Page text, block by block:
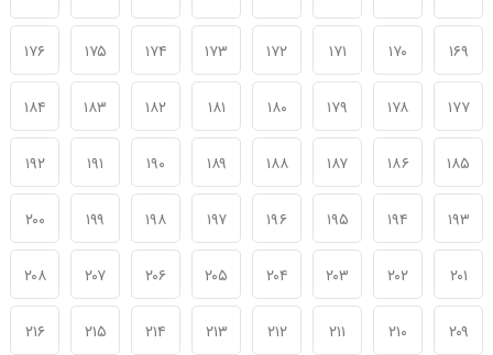
۱۶۹ ۱۷۰ ۱۷۱ ۱۷۲ ۱۷۳ ۱۷۴ ۱۷۵ ۱۷۶
۱۷۷ ۱۷۸ ۱۷۹ ۱۸۰ ۱۸۱ ۱۸۲ ۱۸۳ ۱۸۴
۱۸۵ ۱۸۶ ۱۸۷ ۱۸۸ ۱۸۹ ۱۹۰ ۱۹۱ ۱۹۲
۱۹۳ ۱۹۴ ۱۹۵ ۱۹۶ ۱۹۷ ۱۹۸ ۱۹۹ ۲۰۰
۲۰۱ ۲۰۲ ۲۰۳ ۲۰۴ ۲۰۵ ۲۰۶ ۲۰۷ ۲۰۸
۲۰۹ ۲۱۰ ۲۱۱ ۲۱۲ ۲۱۳ ۲۱۴ ۲۱۵ ۲۱۶